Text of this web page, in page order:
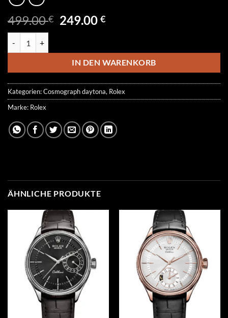
499.00€ Ursprünglicher
499.00 €
249.00€Aktueller
249.00 €.
IN DEN WARENKORB
Kategorien:Cosmograph daytona, Rolex
Marke: Rolex
ÄHNLICHE PRODUKTE